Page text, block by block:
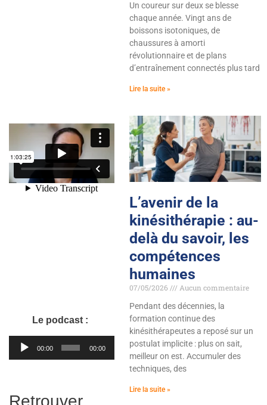
Le podcast :
00:00 00:00
Retrouver
Un coureur sur deux se blesse
chaque année. Vingt ans de
boissons isotoniques, de
chaussures à amorti
révolutionnaire et de plans
d’entraînement connectés plus tard
Lire la suite »
L’avenir de la
kinésithérapie : au-
delà du savoir, les
compétences
humaines
07/05/2026
Aucun commentaire
Pendant des décennies, la
formation continue des
kinésithérapeutes a reposé sur un
postulat implicite : plus on sait,
meilleur on est. Accumuler des
techniques, des
Lire la suite »